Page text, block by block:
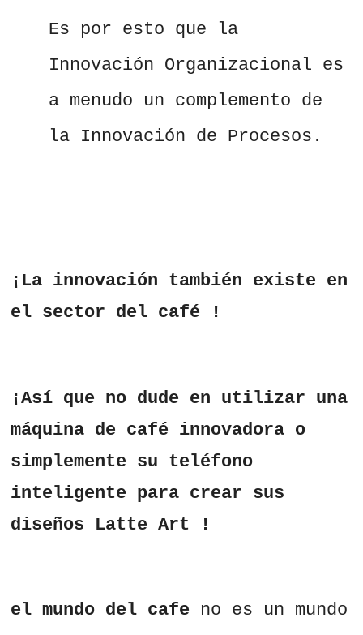
Es por esto que la
Innovación Organizacional es
a menudo un complemento de
la Innovación de Procesos.
¡La innovación también existe en
el sector del café !
¡Así que no dude en utilizar una
máquina de café innovadora o
simplemente su teléfono
inteligente para crear sus
diseños Latte Art !
el mundo del cafe no es un mundo